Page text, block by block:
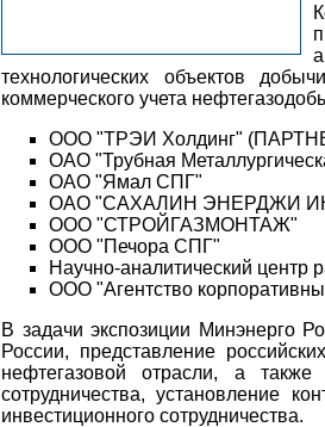
технологических объектов
коммерческого учета
ООО "ТРЭИ Холдинг"
ОАО "Трубная
ОАО "Ямал СПГ"
ОАО "САХАЛИН ЭНЕРДЖИ
ООО "СТРОЙГАЗМОНТАЖ"
ООО "Печора СПГ"
Научно-аналитический
ООО "Агентство
В задачи экспозиции Минэнерго
России, представление
нефтегазовой отрасли, а также
сотрудничества, установление
инвестиционного сотрудничества.